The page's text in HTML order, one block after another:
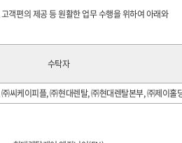
객편의 제공 등 원활한 업무 수행을 위하여 아래와
수탁자
씨케이피플, ㈜현대렌탈, ㈜현대렌탈본부, ㈜제이홀